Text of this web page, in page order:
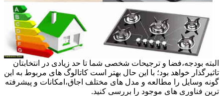
البته بودجه،فضا و ترجیحات شخصی شما تا حد زیادی در انتخابتان
تاثیرگذار خواهد بود؛ با این حال بهتر است کاتالوگ های مربوط به این
گونه وسایل را مطالعه و مدل های مختلف اجاق،امکانات و پیشرفته
ترین فناوری های موجود را بررسی کنید.